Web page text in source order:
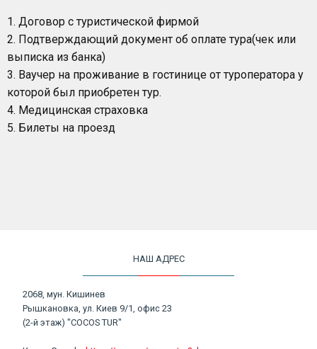
1. Договор с туристической фирмой
2. Подтверждающий документ об оплате тура(чек или
выписка из банка)
3. Ваучер на проживание в гостинице от туроператора у
которой был приобретен тур.
4. Медицинская страховка
5. Билеты на проезд
НАШ АДРЕС
2068, мун. Кишинев
Рышкановка, ул. Киев 9/1, офис 23
(2-й этаж) "COCOS TUR"